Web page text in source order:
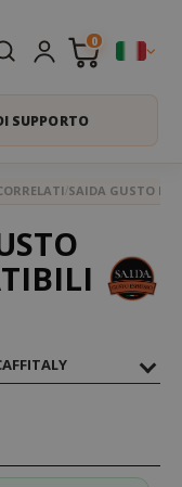
0
SUPPORTO
SAIDA GUSTO